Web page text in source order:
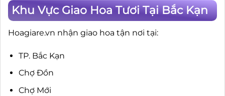
Khu Vực Giao Hoa Tươi Tại Bắc Kạn
Hoagiare.vn nhận giao hoa tận nơi tại:
TP. Bắc Kạn
Chợ Đồn
Chợ Mới